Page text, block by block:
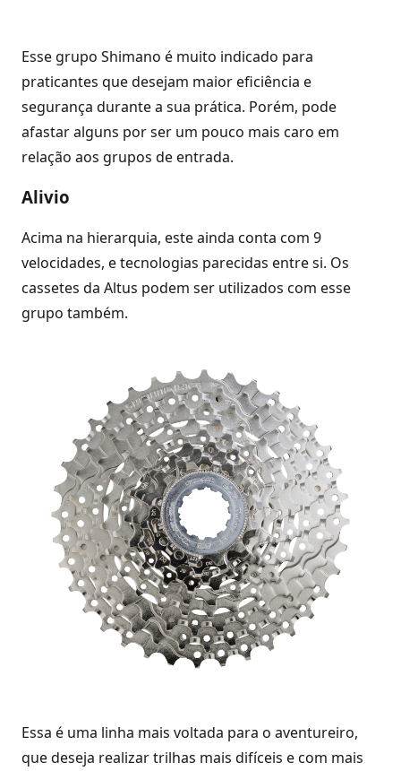
Esse grupo Shimano é muito indicado para
praticantes que desejam maior eficiência e
segurança durante a sua prática. Porém, pode
afastar alguns por ser um pouco mais caro em
relação aos grupos de entrada.
Alivio
Acima na hierarquia, este ainda conta com 9
velocidades, e tecnologias parecidas entre si. Os
cassetes da Altus podem ser utilizados com esse
grupo também.
Essa é uma linha mais voltada para o aventureiro,
que deseja realizar trilhas mais difíceis e com mais